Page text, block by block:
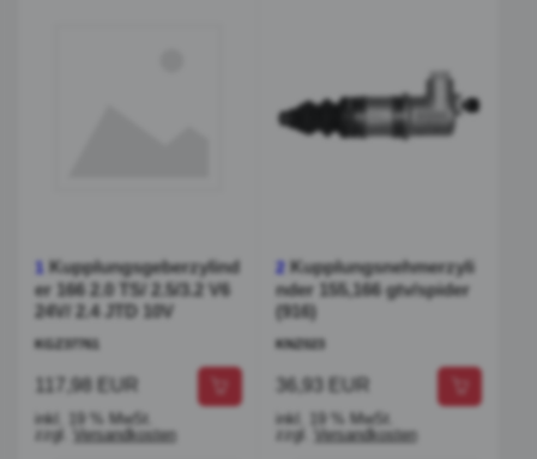
1 Kupplungsgeberzylind
er 166 2.0 TS/ 2.5/3.2 V6
24V/ 2.4 JTD 10V
KGZ37761
117,98 EUR
inkl. 19 % MwSt.
zzgl.
Versandkosten
2Kupplungsnehmerzyli
nder 155,166 gtv/spider
(916)
KNZ023
36,93 EUR
inkl. 19 % MwSt.
zzgl.
Versandkosten